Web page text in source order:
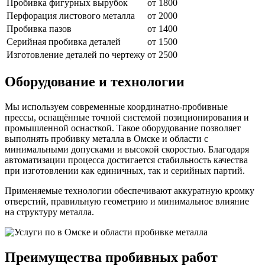
Пробивка фигурных вырубок
от 1800
Перфорация листового металла
от 2000
Пробивка пазов
от 1400
Серийная пробивка деталей
от 1500
Изготовление деталей по чертежу от 2500
Оборудование и технологии
Мы используем современные координатно-пробивные
прессы, оснащённые точной системой позиционирования и
промышленной оснасткой. Такое оборудование позволяет
выполнять пробивку металла в Омске и области с
минимальными допусками и высокой скоростью. Благодаря
автоматизации процесса достигается стабильность качества
при изготовлении как единичных, так и серийных партий.
Применяемые технологии обеспечивают аккуратную кромку
отверстий, правильную геометрию и минимальное влияние
на структуру металла.
Преимущества пробивных работ